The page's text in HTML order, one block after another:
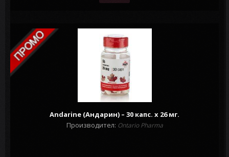
Andarine (Андарин) – 30 капс. х 26 мг.
Производител: Ontario Pharma